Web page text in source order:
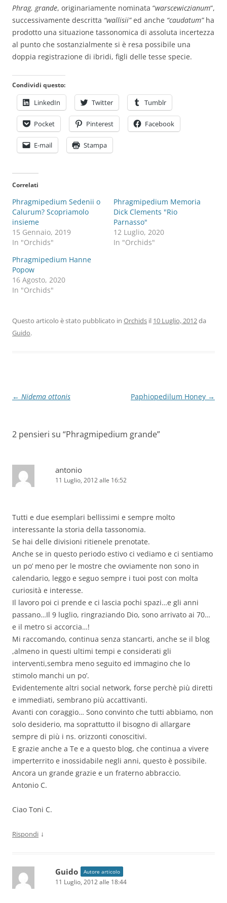
Phrag. grande, originariamente nominata “warscewiczianum“,
successivamente descritta “wallisii”ed anche “caudatum”ha
prodotto una situazione tassonomica di assoluta incertezza
al punto che sostanzialmente si è resa possibile una
doppia registrazione di ibridi, figli delle tesse specie.
Condividi questo:
LinkedIn Twitter Tumblr
Pocket Pinterest Facebook
E-mail Stampa
Correlati
Phragmipedium Sedenii o
Calurum? Scopriamolo
insieme
15 Gennaio, 2019
In "Orchids"
Phragmipedium Memoria
Dick Clements "Rio
Parnasso"
12 Luglio, 2020
In "Orchids"
Phragmipedium Hanne
Popow
16 Agosto, 2020
In "Orchids"
Questo articolo è stato pubblicato in Orchids il 10 Luglio, 2012da
Guido.
Navigazione
← Nidema ottonis Paphiopedilum Honey →
2 pensieri su “Phragmipedium grande”
antonio
11 Luglio, 2012 alle 16:52
Tutti e due esemplari bellissimi e sempre molto
interessante la storia della tassonomia.
Se hai delle divisioni ritienele prenotate.
Anche se in questo periodo estivo ci vediamo e ci sentiamo
un po’ meno per le mostre che ovviamente non sono in
calendario, leggo e seguo sempre i tuoi post con molta
curiosità e interesse.
Il lavoro poi ci prende e ci lascia pochi spazi…e gli anni
passano…Il 9 luglio, ringraziando Dio, sono arrivato ai 70…
e il metro si accorcia…!
Mi raccomando, continua senza stancarti, anche se il blog
,almeno in questi ultimi tempi e considerati gli
interventi,sembra meno seguito ed immagino che lo
stimolo manchi un po’.
Evidentemente altri social network, forse perchè più diretti
e immediati, sembrano più accattivanti.
Avanti con coraggio… Sono convinto che tutti abbiamo, non
solo desiderio, ma soprattutto il bisogno di allargare
sempre di più i ns. orizzonti conoscitivi.
E grazie anche a Te e a questo blog, che continua a vivere
imperterrito e inossidabile negli anni, questo è possibile.
Ancora un grande grazie e un fraterno abbraccio.
Antonio C.
Ciao Toni C.
Rispondi ↓
Guido Autore articolo
11 Luglio, 2012 alle 18:44